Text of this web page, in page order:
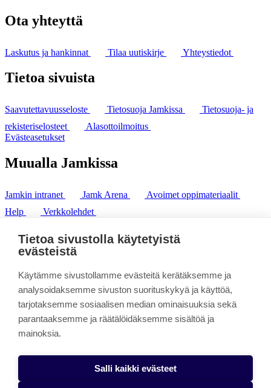
Ota yhteyttä
Laskutus ja hankinnat Tilaa uutiskirje Yhteystiedot
Tietoa sivuista
Saavutettavuusseloste Tietosuoja Jamkissa
Tietosuoja- ja
rekisteriselosteet
Alasottoilmoitus
Evästeasetukset
Muualla Jamkissa
Jamkin intranet Jamk Arena
Avoimet oppimateriaalit
Help
Verkkolehdet
puh. +358 20 743 8100
fax. +358 14 449 9694
Tietoa sivustolla käytetyistä
evästeistä
Käytämme sivustollamme evästeitä kerätäksemme ja
analysoidaksemme sivuston suorituskykyä ja käyttöä,
tarjotaksemme sosiaalisen median ominaisuuksia sekä
parantaaksemme ja räätälöidäksemme sisältöä ja
mainoksia.
Salli kaikki evästeet